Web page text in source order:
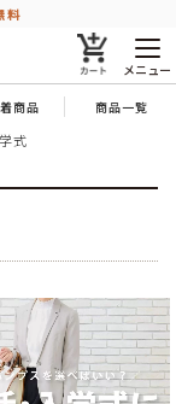
料
メニュー
商品 商品一覧
式#ブーツ